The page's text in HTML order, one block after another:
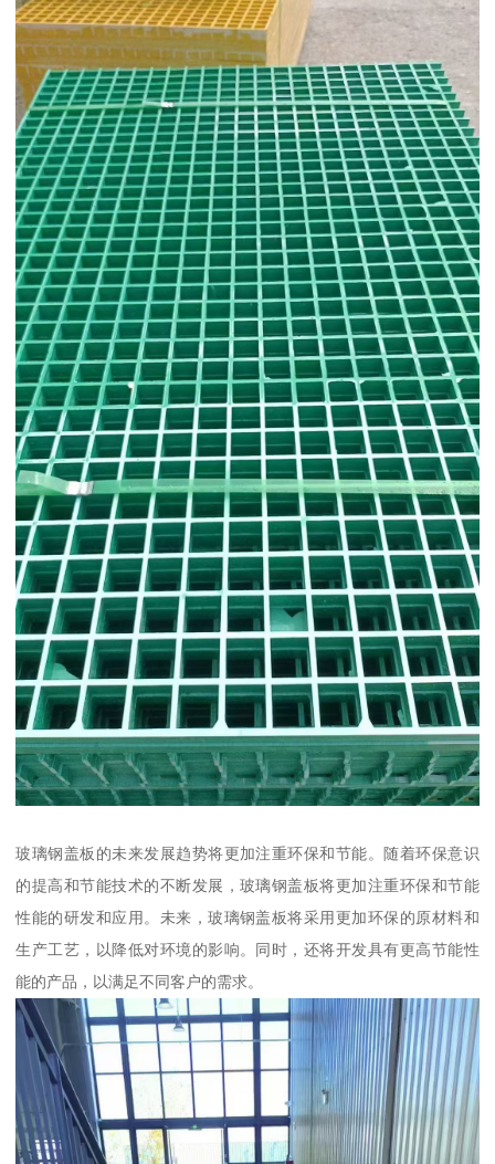
玻璃钢盖板的未来发展趋势将更加注重环保和节能。随着环保意识
的提高和节能技术的不断发展，玻璃钢盖板将更加注重环保和节能
性能的研发和应用。未来，玻璃钢盖板将采用更加环保的原材料和
生产工艺，以降低对环境的影响。同时，还将开发具有更高节能性
能的产品，以满足不同客户的需求。